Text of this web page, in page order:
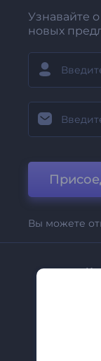
Узнавайте
новых
Вы можете